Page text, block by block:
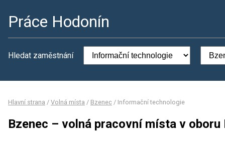
Práce Hodonín
Hledat zaměstnání
Hlavní strana / Volná místa / Bzenec / Informační technologie
Bzenec – volná pracovní místa v